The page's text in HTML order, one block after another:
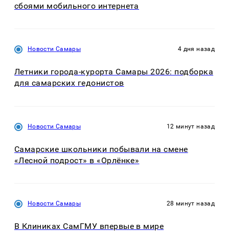
сбоями мобильного интернета
Новости Самары 4 дня назад
Летники города-курорта Самары 2026: подборка
для самарских гедонистов
Новости Самары 12 минут назад
Самарские школьники побывали на смене
«Лесной подрост» в «Орлёнке»
Новости Самары 28 минут назад
В Клиниках СамГМУ впервые в мире